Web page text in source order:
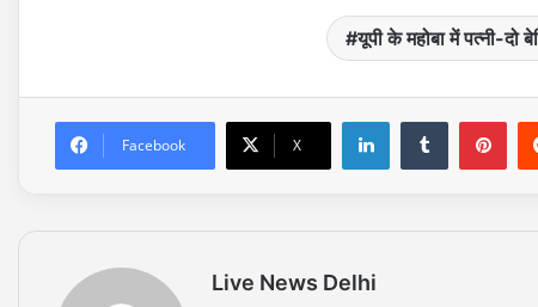
यूपी के महोबा में पत्नी-दो
Facebook X
Live News Delhi